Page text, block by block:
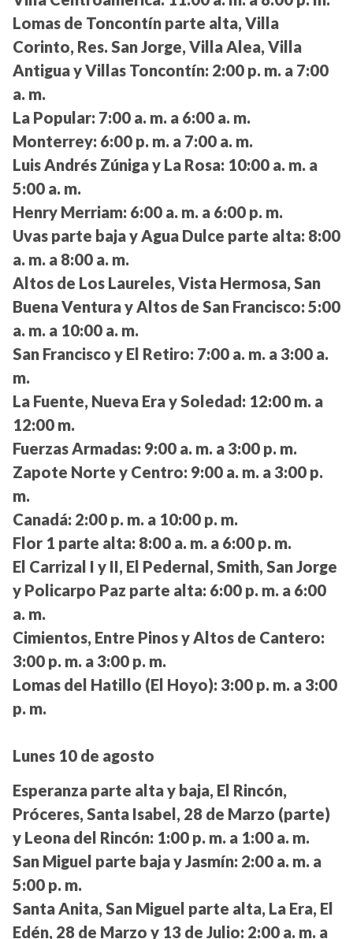
Lomas de Toncontín parte alta, Villa
Corinto, Res. San Jorge, Villa Alea, Villa
Antigua y Villas Toncontín: 2:00 p. m. a 7:00
a. m.
La Popular: 7:00 a. m. a 6:00 a. m.
Monterrey: 6:00 p. m. a 7:00 a. m.
Luis Andrés Zúniga y La Rosa: 10:00 a. m. a
5:00 a. m.
Henry Merriam: 6:00 a. m. a 6:00 p. m.
Uvas parte baja y Agua Dulce parte alta: 8:00
a. m. a 8:00 a. m.
Altos de Los Laureles, Vista Hermosa, San
Buena Ventura y Altos de San Francisco: 5:00
a. m. a 10:00 a. m.
San Francisco y El Retiro: 7:00 a. m. a 3:00 a.
m.
La Fuente, Nueva Era y Soledad: 12:00 m. a
12:00 m.
Fuerzas Armadas: 9:00 a. m. a 3:00 p. m.
Zapote Norte y Centro: 9:00 a. m. a 3:00 p.
m.
Canadá: 2:00 p. m. a 10:00 p. m.
Flor 1 parte alta: 8:00 a. m. a 6:00 p. m.
El Carrizal I y II, El Pedernal, Smith, San Jorge
y Policarpo Paz parte alta: 6:00 p. m. a 6:00
a. m.
Cimientos, Entre Pinos y Altos de Cantero:
3:00 p. m. a 3:00 p. m.
Lomas del Hatillo (El Hoyo): 3:00 p. m. a 3:00
p. m.
Lunes 10 de agosto
Esperanza parte alta y baja, El Rincón,
Próceres, Santa Isabel, 28 de Marzo (parte)
y Leona del Rincón: 1:00 p. m. a 1:00 a. m.
San Miguel parte baja y Jasmín: 2:00 a. m. a
5:00 p. m.
Santa Anita, San Miguel parte alta, La Era, El
Edén, 28 de Marzo y 13 de Julio: 2:00 a. m. a